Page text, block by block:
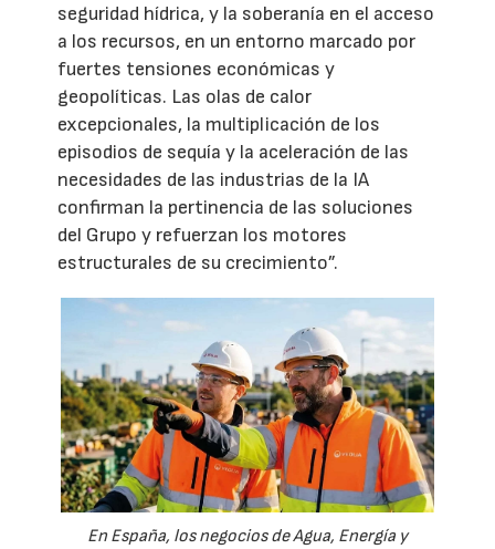
seguridad hídrica, y la soberanía en el acceso
a los recursos, en un entorno marcado por
fuertes tensiones económicas y
geopolíticas. Las olas de calor
excepcionales, la multiplicación de los
episodios de sequía y la aceleración de las
necesidades de las industrias de la IA
confirman la pertinencia de las soluciones
del Grupo y refuerzan los motores
estructurales de su crecimiento”.
En España, los negocios de Agua, Energía y